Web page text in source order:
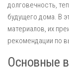
долговечность,
будущего дома. В
материалов, их
рекомендации по
Основные